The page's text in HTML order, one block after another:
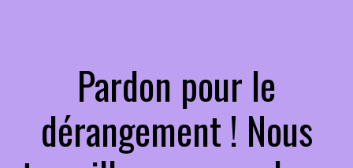
Pardon pour le
dérangement ! Nous